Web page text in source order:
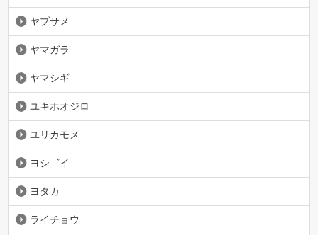
ヤブサメ
ヤマガラ
ヤマシギ
ユキホオジロ
ユリカモメ
ヨシゴイ
ヨタカ
ライチョウ